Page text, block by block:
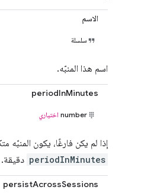
الاسم
سلسلة
اسم هذا المنبّه.
periodInMinutes
number اختياري
إذا لم يكن فارغًا، يكون المنبّه
periodInMinutes دقيقة.
persistAcrossSessions